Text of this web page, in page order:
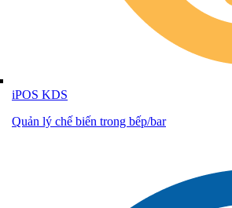
iPOS KDS
Quản lý chế biến trong bếp/bar